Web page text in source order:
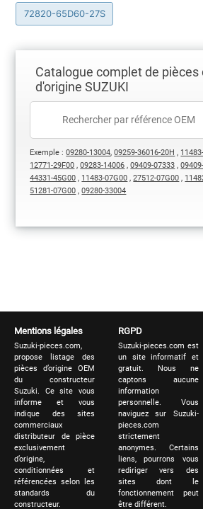
72820-65D60-27S
Catalogue complet de pièces
d'origine SUZUKI
Exemple :09280-13004,09259-36016-20H ,
12771-29F00 ,09283-14006 ,09409-07333 ,
44331-45G00 , 11483-07G00 ,27512-07G00 ,
51281-07G00 ,09280-33004
Mentions légales
Suzuki-pieces.com,
propose listage des
pièces d’origine OEM
du constructeur
Suzuki. Ce site vous
informe et vous
indique des sites
commerciaux
distributeur de pièce
exclusivement
d’origine,
conditionnées et
référencées selon les
standards du
constructeur.
RGPD
Suzuki-pieces.com est
un site informatif et
gratuit. Nous ne
captons aucune
information
personnelle. Vous
naviguez sur Suzuki-
pieces.com
strictement
anonymes. Certains
liens, pourrons vous
rediriger vers des
sites dont le
fonctionnement peut
être différent.